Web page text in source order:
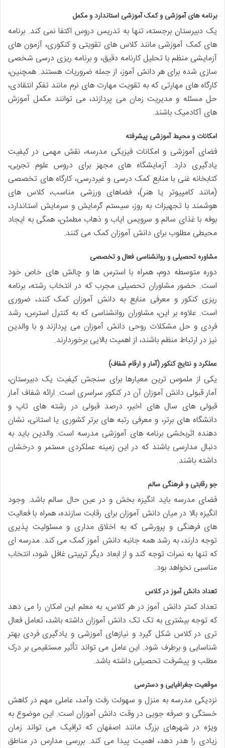
برنامه های آموزشی و کمک آموزشی استاندارد و مکمل
یک دبیرستان برجسته، تنها به تدریس دروس اکتفا نمی کند. برنامه
های کمک آموزشی مانند کلاس های تقویتی و کنکوری، آزمون های
آزمایشی منظم با تحلیل کارنامه دقیق، و برنامه ریزی درسی شخصی
سازی شده برای هر دانش آموز، از جمله ضروریات هستند. همچنین،
کارگاه های مهارتی که به تقویت مهارت های نرم مانند تفکر انتقادی،
حل مسئله و مدیریت زمان می پردازند، می توانند مکمل آموزش
های آکادمیک باشند.
امکانات و محیط آموزشی پیشرفته
فضای آموزشی و امکانات فیزیکی مدرسه، نقش مهمی در کیفیت
یادگیری دارد. آزمایشگاه های مجهز برای دروس علوم تجربی،
کتابخانه غنی با منابع کمک درسی و غیردرسی، کارگاه های تخصصی
(مانند کامپیوتر یا هنر)، فضاهای ورزشی مناسب، کلاس های
هوشمند با تجهیزات به روز، سیستم گرمایش و سرمایش استاندارد،
بوفه با غذای سالم و سرویس ایاب و ذهاب مطمئن، همگی به ایجاد
محیطی مطلوب برای دانش آموزان کمک می کنند.
مشاوره تحصیلی و روانشناسی فعال و تخصصی
دوره متوسطه دوم، همراه با استرس ها و چالش های خاص خود
است. حضور مشاوران تحصیلی مجرب که در انتخاب رشته، برنامه
ریزی کنکور و معرفی منابع به دانش آموزان کمک کنند، ضروری
است. علاوه بر این، مشاوران روانشناسی که به کنترل استرس، رشد
فردی و حل مشکلات روحی دانش آموزان می پردازند و با والدین
نیز در ارتباط منظم باشند، از اهمیت بالایی برخوردارند.
عملکرد و نتایج کنکور (آمار و ارقام شفاف)
یکی از ملموس ترین معیارها برای سنجش کیفیت یک دبیرستان،
آمار قبولی دانش آموزان آن در کنکور سراسری است. ارائه شفاف آمار
قبولی های سال های اخیر، درصد قبولی در رشته های تاپ و
دانشگاه های برتر، و معرفی رتبه های برتر کشوری یا استانی، نشان
دهنده اثربخشی برنامه های آموزشی مدرسه است. والدین باید به
دنبال مدارسی باشند که در این زمینه عملکردی مستمر و درخشان
داشته باشند.
جو رقابتی و فرهنگی سالم
فضای مدرسه باید انگیزه بخش و در عین حال سالم باشد. وجود
انگیزه بالا در میان دانش آموزان برای رقابت سازنده، همراه با فعالیت
های فرهنگی و پرورشی که به اخلاق مداری و مسئولیت پذیری
توجه دارند، به رشد همه جانبه دانش آموز کمک می کند. مدرسه ای
که تنها به نمرات توجه کند و از ابعاد دیگر تربیتی غافل شود، انتخاب
مناسبی نخواهد بود.
تعداد دانش آموز در کلاس
تعداد کمتر دانش آموز در هر کلاس، به معلم این امکان را می دهد
که توجه بیشتری به تک تک دانش آموزان داشته باشد، تعامل فعال
تری در کلاس شکل گیرد و نیازهای آموزشی و یادگیری فردی بهتر
شناسایی و برطرف شود. این عامل می تواند تأثیر مستقیمی بر درک
مطلب و پیشرفت تحصیلی داشته باشد.
موقعیت جغرافیایی و دسترسی
نزدیکی مدرسه به منزل و سهولت رفت وآمد، عاملی مهم در کاهش
خستگی و صرفه جویی در وقت دانش آموزان است. این موضوع به
ویژه در شهرهای بزرگ مانند اصفهان که ترافیک می تواند زمان
زیادی را هدر دهد، اهمیت پیدا می کند. بررسی مدارس در مناطق